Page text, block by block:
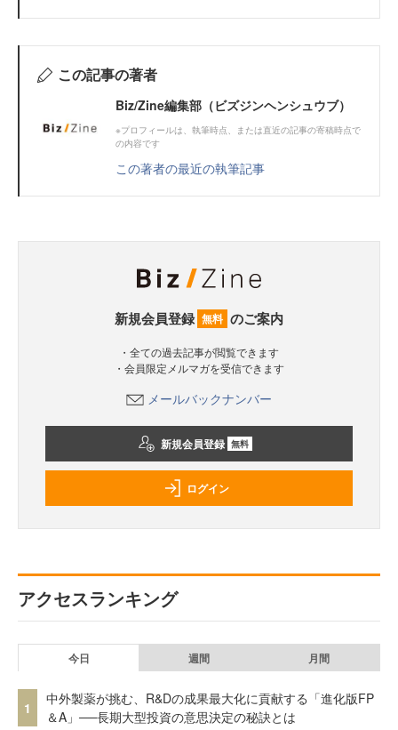
この記事の著者
Biz/Zine編集部（ビズジンヘンシュウブ）
※プロフィールは、執筆時点、または直近の記事の寄稿時点で
の内容です
この著者の最近の執筆記事
新規会員登録 無料 のご案内
・全ての過去記事が閲覧できます
・会員限定メルマガを受信できます
メールバックナンバー
新規会員登録 無料
ログイン
アクセスランキング
今日 週間 月間
1
中外製薬が挑む、R&Dの成果最大化に貢献する「進化版FP
＆A」──長期大型投資の意思決定の秘訣とは